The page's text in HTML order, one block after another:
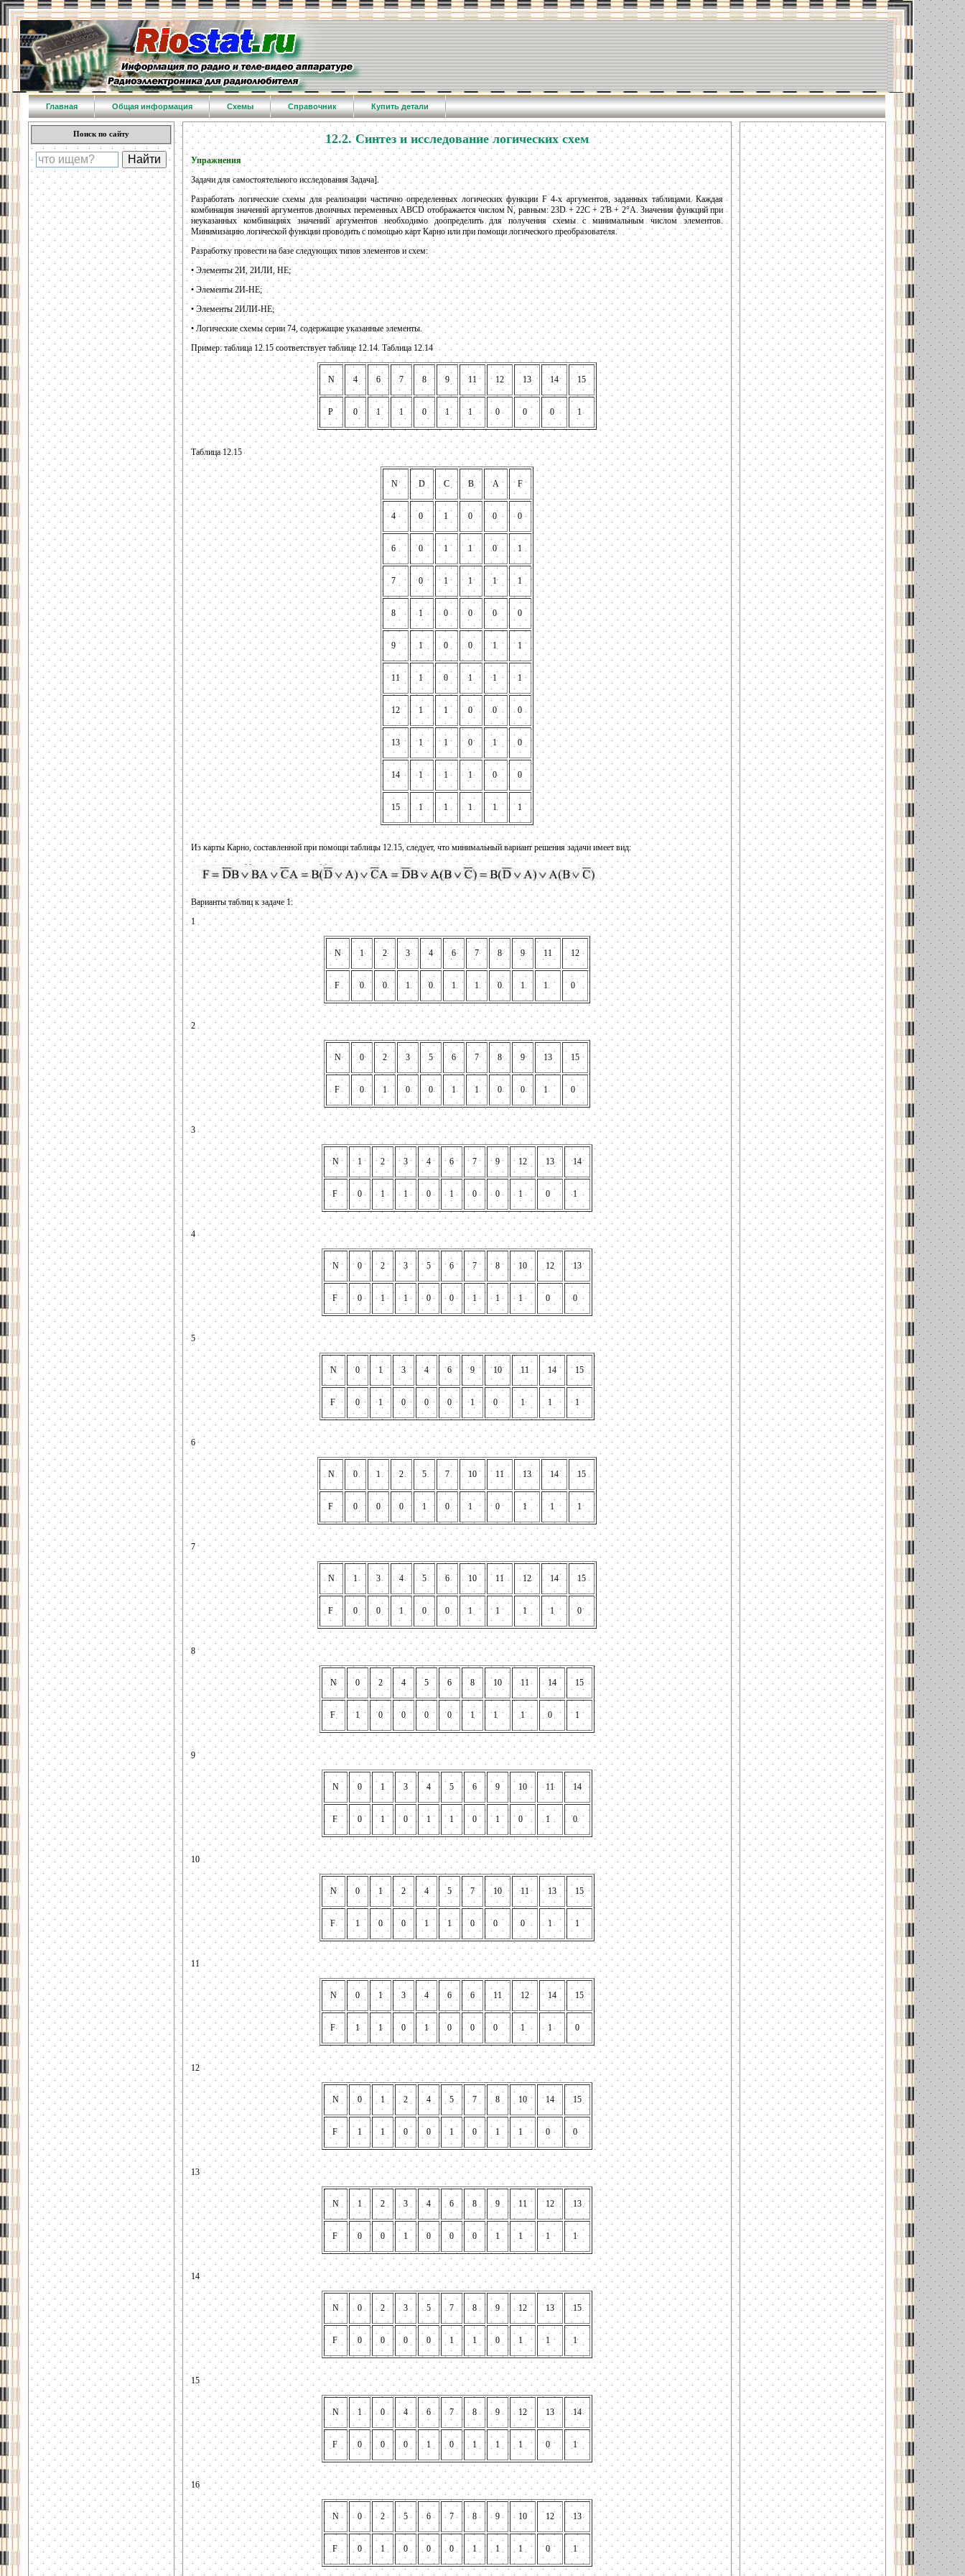
Главная Общая информация Схемы Справочник Купить детали
Поиск по сайту 12.2. Синтез и исследование логических схем
Упражнения
Задачи для самостоятельного исследования Задача].
Разработать логические схемы для реализации частично определенных логических функции F 4-х аргументов, заданных таблицами. Каждая
комбинация значений аргументов двоичных переменных ABCD отображается числом N, равным: 23D + 22C + 2'В + 2°А. Значения функций при
неуказанных комбинациях значений аргументов необходимо доопределить для получения схемы с минимальным числом элементов.
Минимизацию логической функции проводить с помощью карт Карно или при помощи логического преобразователя.
Разработку провести на базе следующих типов элементов и схем:
• Элементы 2И, 2ИЛИ, НЕ;
• Элементы 2И-НЕ;
• Элементы 2ИЛИ-НЕ;
• Логические схемы серии 74, содержащие указанные элементы.
Пример: таблица 12.15 соответствует таблице 12.14. Таблица 12.14
N 4 6 7 8 9 11 12 13 14 15
Р 0 1 1 0 1 1 0 0 0 1
Таблица 12.15
N D C B А F
4 0 1 0 0 0
6 0 1 1 0 1
7 0 1 1 1 1
8 1 0 0 0 0
9 1 0 0 1 1
11 1 0 1 1 1
12 1 1 0 0 0
13 1 1 0 1 0
14 1 1 1 0 0
15 1 1 1 1 1
Из карты Карно, составленной при помощи таблицы 12.15, следует, что минимальный вариант решения задачи имеет вид:
Варианты таблиц к задаче 1:
1
N 1 2 3 4 6 7 8 9 11 12
F 0 0 1 0 1 1 0 1 1 0
2
N 0 2 3 5 6 7 8 9 13 15
F 0 1 0 0 1 1 0 0 1 0
3
N 1 2 3 4 6 7 9 12 13 14
F 0 1 1 0 1 0 0 1 0 1
4
N 0 2 3 5 6 7 8 10 12 13
F 0 1 1 0 0 1 1 1 0 0
5
N 0 1 3 4 6 9 10 11 14 15
F 0 1 0 0 0 1 0 1 1 1
6
N 0 1 2 5 7 10 11 13 14 15
F 0 0 0 1 0 1 0 1 1 1
7
N 1 3 4 5 6 10 11 12 14 15
F 0 0 1 0 0 1 1 1 1 0
8
N 0 2 4 5 6 8 10 11 14 15
F 1 0 0 0 0 1 1 1 0 1
9
N 0 1 3 4 5 6 9 10 11 14
F 0 1 0 1 1 0 1 0 1 0
10
N 0 1 2 4 5 7 10 11 13 15
F 1 0 0 1 1 0 0 0 1 1
11
N 0 1 3 4 6 6 11 12 14 15
F 1 1 0 1 0 0 0 1 1 0
12
N 0 1 2 4 5 7 8 10 14 15
F 1 1 0 0 1 0 1 1 0 0
13
N 1 2 3 4 6 8 9 11 12 13
F 0 0 1 0 0 0 1 1 1 1
14
N 0 2 3 5 7 8 9 12 13 15
F 0 0 0 0 1 1 0 1 1 1
15
N 1 0 4 6 7 8 9 12 13 14
F 0 0 0 1 0 1 1 1 0 1
16
N 0 2 5 6 7 8 9 10 12 13
F 0 1 0 0 0 1 1 1 0 1